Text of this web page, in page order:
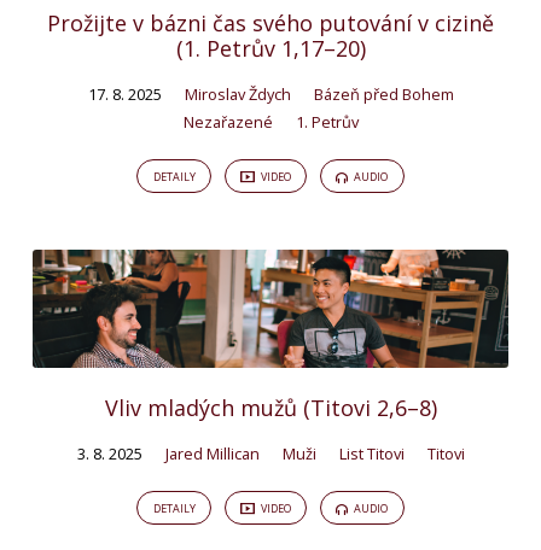
Prožijte v bázni čas svého putování v cizině
(1. Petrův 1,17–20)
17. 8. 2025 Miroslav Ždych
Bázeň před Bohem
Nezařazené
1. Petrův
DETAILY VIDEO AUDIO
Vliv mladých mužů (Titovi 2,6–8)
3. 8. 2025 Jared Millican Muži List Titovi Titovi
DETAILY VIDEO AUDIO